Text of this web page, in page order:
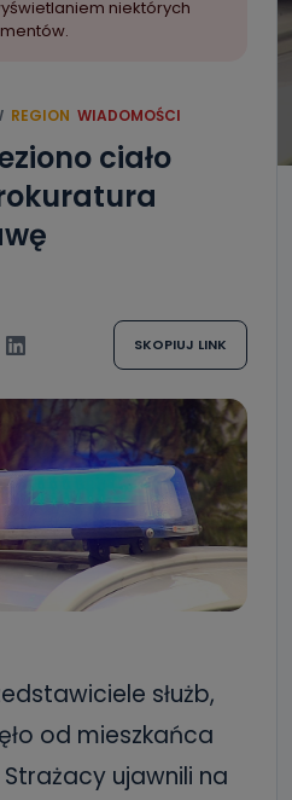
niektórych
REGION WIADOMOŚCI
ciało
SKOPIUJ LINK
służb,
od mieszkańca
ujawnili na